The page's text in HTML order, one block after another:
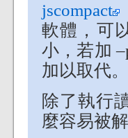
jscompact
軟體，可
小，若加
加以取代。
除了執行
麼容易被解